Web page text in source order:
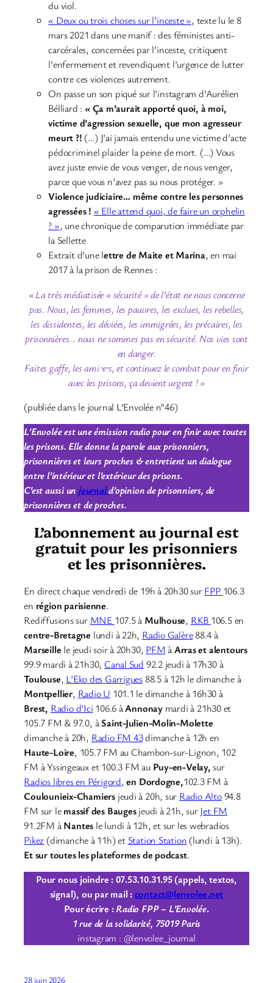
du viol.
« Deux ou trois choses sur l’inceste », texte lu le 8
mars 2021 dans une manif : des féministes anti-
carcérales, concernées par l’inceste, critiquent
l’enfermement et revendiquent l’urgence de lutter
contre ces violences autrement.
On passe un son piqué sur l’instagram d’Aurélien
Bélliard : « Ça m’aurait apporté quoi, à moi,
victime d’agression sexuelle, que mon agresseur
meurt ?! (…) J’ai jamais entendu une victime d’acte
pédocriminel plaider la peine de mort. (…) Vous
avez juste envie de vous venger, de nous venger,
parce que vous n’avez pas su nous protéger. »
Violence judiciaire… même contre les personnes
agressées ! « Elle attend quoi, de faire un orphelin
? », une chronique de comparution immédiate par
la Sellette
Extrait d’une lettre de Maite et Marina, en mai
2017 à la prison de Rennes :
« La très médiatisée « sécurité » de l’état ne nous concerne
pas. Nous, les femmes, les pauvres, les exclues, les rebelles,
les dissidentes, les déviées, les immigrées, les précaires, les
prisonnières… nous ne sommes pas en sécurité. Nos vies sont
en danger.
Faites gaffe, les ami⋅e⋅s, et continuez le combat pour en finir
avec les prisons, ça devient urgent ! »
(publiée dans le journal L’Envolée n°46)
L’Envolée est une émission radio pour en finir avec toutes
les prisons. Elle donne la parole aux prisonniers,
prisonnières et leurs proches & entretient un dialogue
entre l’intérieur et l’extérieur des prisons.
C’est aussi unjournald’opinion de prisonniers, de
prisonnières et de proches.
L’abonnement au journal est
gratuit pour les prisonniers
et les prisonnières.
En direct chaque vendredi de 19h à 20h30 surFPP 106.3
en région parisienne.
Rediffusions sur MNE 107.5 à Mulhouse, RKB 106.5 en
centre-Bretagne lundi à 22h, Radio Galère88.4 à
Marseille le jeudi soir à 20h30, PFMàArras et alentours
99.9 mardi à 21h30, Canal Sud 92.2 jeudi à 17h30 à
Toulouse, L’Eko des Garrigues 88.5 à 12h le dimanche à
Montpellier, Radio U 101.1 le dimanche à 16h30 à
Brest, Radio d’Ici 106.6 àAnnonay mardi à 21h30 et
105.7 FM & 97.0, àSaint-Julien-Molin-Molette
dimanche à 20h, Radio FM 43dimanche à 12h en
Haute-Loire, 105.7 FM au Chambon-sur-Lignon, 102
FM à Yssingeaux et 100.3 FM au Puy-en-Velay,sur
Radios libres en Périgord, en Dordogne,102.3 FM à
Coulounieix-Chamiers jeudi à 20h, sur Radio Alto94.8
FM sur lemassif des Baugesjeudi à 21h, sur Jet FM
91.2FM àNantes le lundi à 12h, et sur les webradios
Pikez (dimanche à 11h) et Station Station (lundi à 13h).
Et sur toutes les plateformes de podcast.
Pour nous joindre : 07.53.10.31.95 (appels, textos,
signal), ou par mail :contact@lenvolee.net
Pour écrire :Radio FPP – L’Envolée.
1 rue de la solidarité, 75019 Paris
instagram : @lenvolee_journal
28 juin 2026